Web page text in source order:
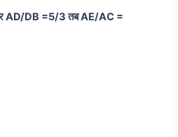
AD/DB =5/3 तब AE/AC =